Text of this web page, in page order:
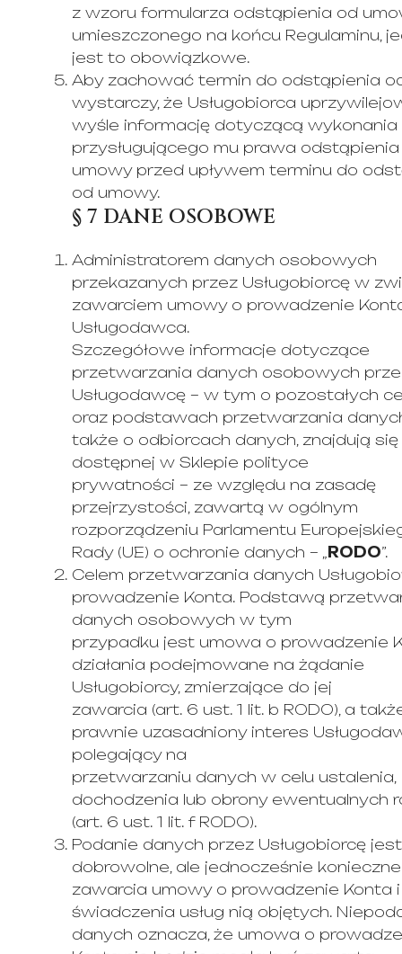
z wzoru formularza odstąpienia od
umieszczonego na końcu Regulaminu,
jest to obowiązkowe.
Aby zachować termin do odstąpienia
wystarczy, że Usługobiorca
wyśle informację dotyczącą wykonania
przysługującego mu prawa
umowy przed upływem terminu do
od umowy.
§ 7 DANE OSOBOWE
Administratorem danych osobowych
przekazanych przez Usługobiorcę w
zawarciem umowy o prowadzenie
Usługodawca.
Szczegółowe informacje dotyczące
przetwarzania danych osobowych
Usługodawcę – w tym o pozostałych
oraz podstawach przetwarzania
także o odbiorcach danych, znajdują
dostępnej w Sklepie polityce
prywatności – ze względu na zasadę
przejrzystości, zawartą w ogólnym
rozporządzeniu Parlamentu
Rady (UE) o ochronie danych – „ RODO”.
Celem przetwarzania danych
prowadzenie Konta. Podstawą
danych osobowych w tym
przypadku jest umowa o prowadzenie
działania podejmowane na żądanie
Usługobiorcy, zmierzające do jej
zawarcia (art. 6 ust. 1 lit. b RODO), a
prawnie uzasadniony interes
polegający na
przetwarzaniu danych w celu ustalenia,
dochodzenia lub obrony ewentualnych
(art. 6 ust. 1 lit. f RODO).
Podanie danych przez Usługobiorcę jest
dobrowolne, ale jednocześnie
zawarcia umowy o prowadzenie Konta i
świadczenia usług nią objętych.
danych oznacza, że umowa o